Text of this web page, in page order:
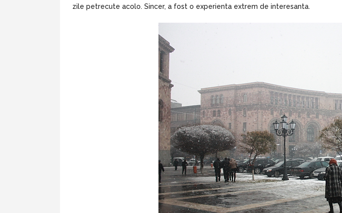
zile petrecute acolo. Sincer, a fost o experienta extrem de interesanta.